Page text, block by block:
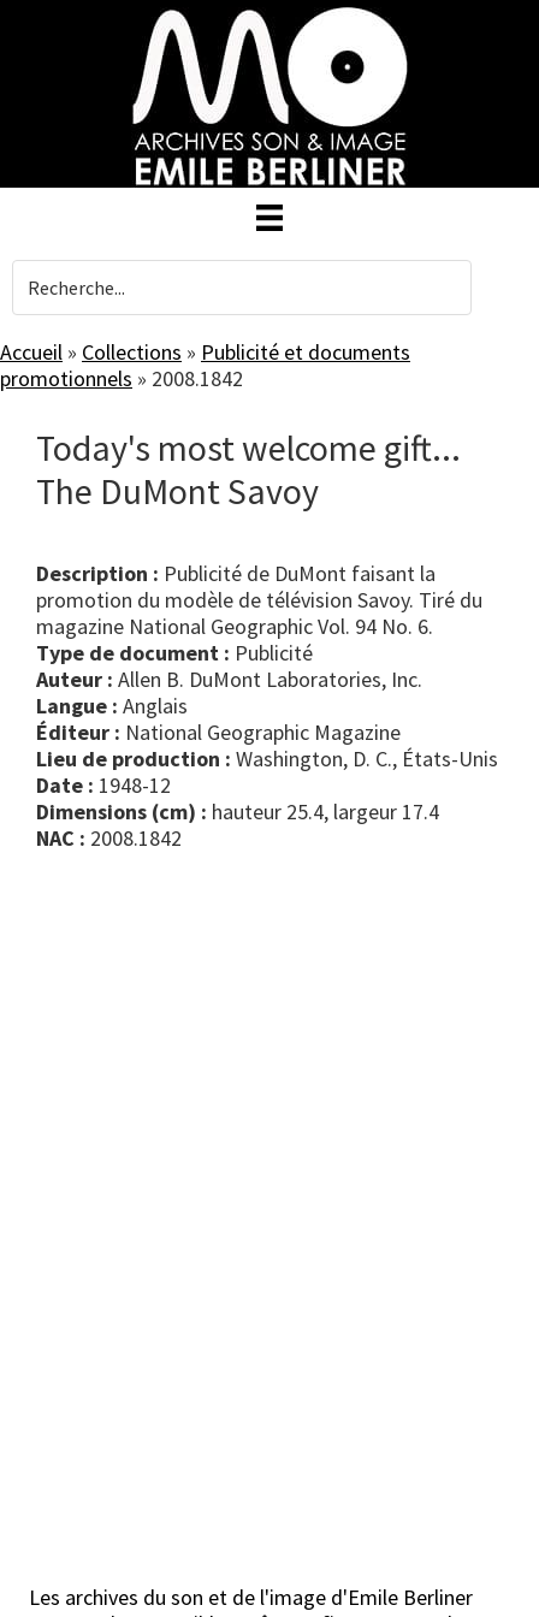
Accueil » Collections » Publicité et documents
promotionnels » 2008.1842
Today's most welcome gift...
The DuMont Savoy
Description : Publicité de DuMont faisant la
promotion du modèle de télévision Savoy. Tiré du
magazine National Geographic Vol. 94 No. 6.
Type de document :
publicité
Auteur : Allen B. DuMont Laboratories, Inc.
Langue : Anglais
Éditeur : National Geographic Magazine
Lieu de production : Washington, D. C., États-Unis
Date : 1948-12
Dimensions (cm) : hauteur 25.4, largeur 17.4
NAC : 2008.1842
Les archives du son et de l'image d'Emile Berliner